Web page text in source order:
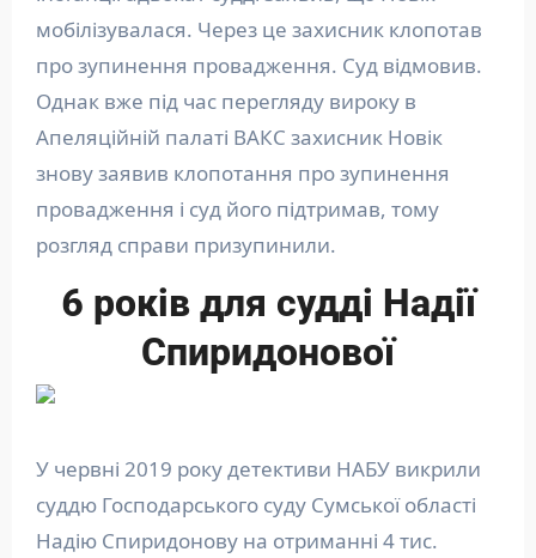
мобілізувалася. Через це захисник клопотав
про зупинення провадження. Суд відмовив.
Однак вже під час перегляду вироку в
Апеляційній палаті ВАКС захисник Новік
знову заявив клопотання про зупинення
провадження і суд його підтримав, тому
розгляд справи призупинили.
6 років для судді Надії
Спиридонової
У червні 2019 року детективи НАБУ викрили
суддю Господарського суду Сумської області
Надію Спиридонову на отриманні 4 тис.